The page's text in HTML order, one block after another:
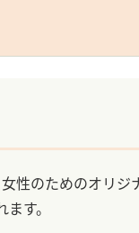
性のためのオリ
す。